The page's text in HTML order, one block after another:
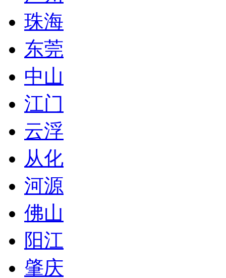
珠海
东莞
中山
江门
云浮
从化
河源
佛山
阳江
肇庆